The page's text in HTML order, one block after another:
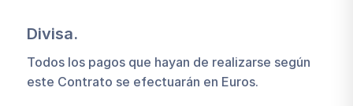
Divisa.
Todos los pagos que hayan de realizarse según
este Contrato se efectuarán en Euros.